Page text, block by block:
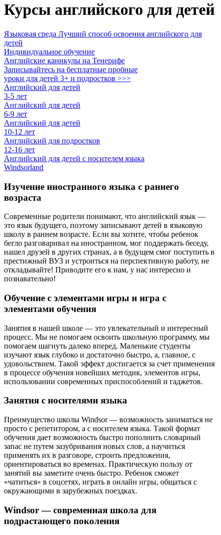
Курсы английского для детей
Языковая среда Лучший способ освоения английского для
детей
Индивидуальное обучение
Английские каникулы на Тенерифе
Записывайтесь на бесплатные пробные
уроки для детей 3+ и подростков >>>
Английский для детей
3-5 лет
Английский для детей
6-9 лет
Английский для детей
10-12 лет
Английский для подростков
12-16 лет
Английский для детей с носителем языка
Windsorland
Изучение иностранного языка с раннего
возраста
Современные родители понимают, что английский язык —
это язык будущего, поэтому записывают детей в языковую
школу в раннем возрасте. Если вы хотите, чтобы ребенок
бегло разговаривал на иностранном, мог поддержать беседу,
нашел друзей в других странах, а в будущем смог поступить в
престижный ВУЗ и устроиться на перспективную работу, не
откладывайте! Приводите его к нам, у нас интересно и
познавательно!
Обучение с элементами игры и игра с
элементами обучения
Занятия в нашей школе — это увлекательный и интересный
процесс. Мы не помогаем освоить школьную программу, мы
помогаем шагнуть далеко вперед. Маленькие студенты
изучают язык глубоко и достаточно быстро, а, главное, с
удовольствием. Такой эффект достигается за счет применения
в процессе обучения новейших методик, элементов игры,
использовании современных приспособлений и гаджетов.
Занятия с носителями языка
Преимущество школы Windsor — возможность заниматься не
просто с репетитором, а с носителем языка. Такой формат
обучения дает возможность быстро пополнить словарный
запас не путем зазубривания новых слов, а научиться
применять их в разговоре, строить предложения,
ориентироваться во временах. Практическую пользу от
занятий вы заметите очень быстро. Ребенок сможет
«чатиться» в соцсетях, играть в онлайн игры, общаться с
окружающими в зарубежных поездках.
Windsor — современная школа для
подрастающего поколения